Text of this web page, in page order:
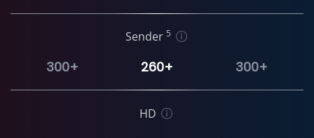
Sender 5
300+ 260+ 300+
HD